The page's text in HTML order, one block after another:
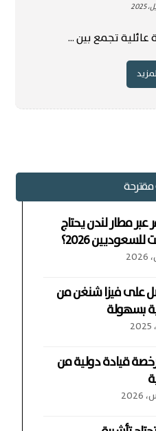
عائلية تجمع بين ...
مطار لندن يحتاج
للسعوديين 2026؟
على فيزا شنغن من
بسهولة
قيادة دولية من